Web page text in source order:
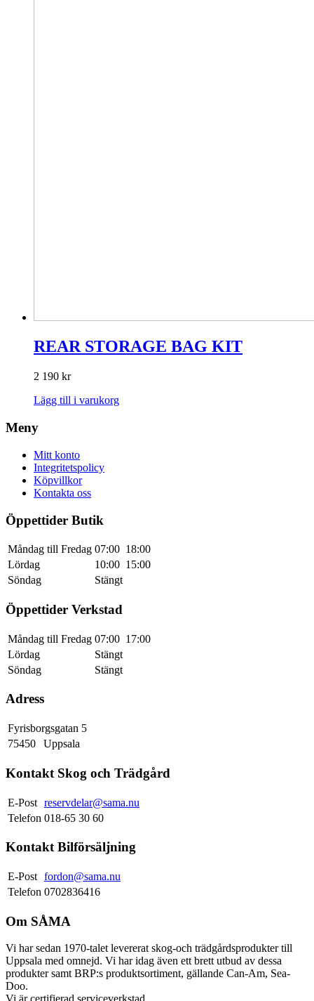
REAR STORAGE BAG KIT
2 190 kr
Lägg till i varukorg
Meny
Mitt konto
Integritetspolicy
Köpvillkor
Kontakta oss
Öppettider Butik
Måndag till Fredag 07:00 18:00
Lördag
10:00 15:00
Söndag
Stängt
Öppettider Verkstad
Måndag till Fredag 07:00 17:00
Lördag
Stängt
Söndag
Stängt
Adress
Fyrisborgsgatan 5
75450
Uppsala
Kontakt Skog och Trädgård
E-Post reservdelar@sama.nu
Telefon 018-65 30 60
Kontakt Bilförsäljning
E-Post fordon@sama.nu
Telefon 0702836416
Om SÅMA
Vi har sedan 1970-talet levererat skog-och trädgårdsprodukter till
Uppsala med omnejd. Vi har idag även ett brett utbud av dessa
produkter samt BRP:s produktsortiment, gällande Can-Am, Sea-
Doo.